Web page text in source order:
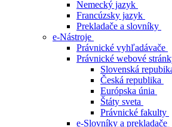
Nemecký jazyk
Francúzsky jazyk
Prekladače a slovníky
e-Nástroje
Právnické vyhľadávače
Právnické webové
Slovenská
Česká republika
Európska únia
Štáty sveta
Právnické fakulty
e-Slovníky a prekladače